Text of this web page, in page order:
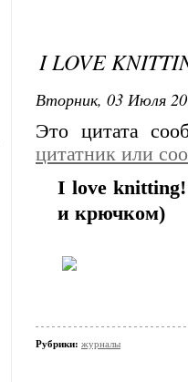
I LOVE
Вторник, 03 Июля
Это цитата
цитатник или
I love knitting!
и крючком)
Рубрики: журналы